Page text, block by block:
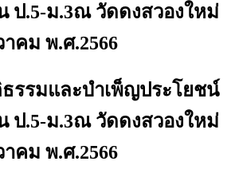
ป.5-ม.3ณ วัดดงสวองใหม่
คม พ.ศ.2566
รรมและบำเพ็ญประโยชน์
ป.5-ม.3ณ วัดดงสวองใหม่
คม พ.ศ.2566